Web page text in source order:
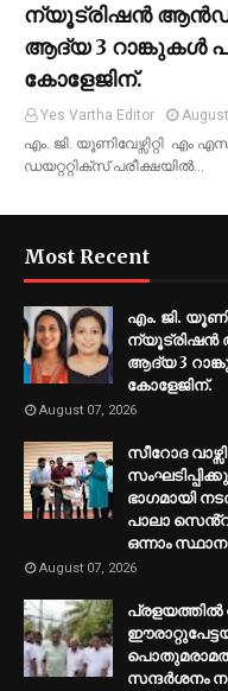
ന്യൂട്രിഷൻ ആൻഡ്
ആദ്യ 3
കോളേജിന്.
Yes Vartha Editor
എം. ജി. യൂണിവേഴ്സിറ്റി
ഡയറ്ററ്റിക്സ് പരീക്ഷയിൽ…
Most Recent
എം. ജി.
ന്യൂട്രിഷൻ
ആദ്യ 3
കോളേജിന്.
August 07, 2026
സീറോദ
ഭാഗമായി
പാലാ
ഒന്നാം
August 07, 2026
പ്രളയത്തിൽ
സന്ദർശനം